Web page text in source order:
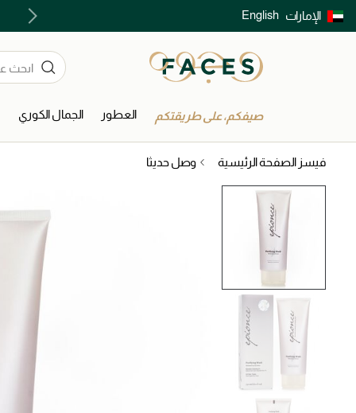
الإمارات English
توصيل سريع على جميع الطلبات ما فوق 299 درهم
صيفكم، على طريقتكم العطور الجمال الكوري
فيسز الصفحة الرئيسية وصل حديثا